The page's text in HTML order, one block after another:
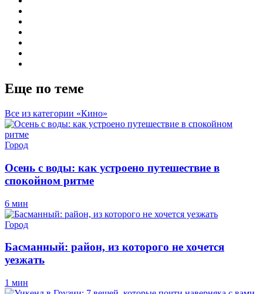
Еще по теме
Все из категории «Кино»
Город
Осень с воды: как устроено путешествие в
спокойном ритме
6 мин
Город
Басманный: район, из которого не хочется
уезжать
1 мин